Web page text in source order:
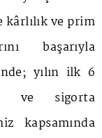
ve prim
başarıyla
yılın ilk 6
ve sigorta
kapsamında